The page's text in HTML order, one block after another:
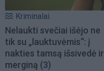
Kriminalai
Nelaukti svečiai išėjo ne
tik su „lauktuvėmis“: į
nakties tamsą išsivedė ir
merginą (3)